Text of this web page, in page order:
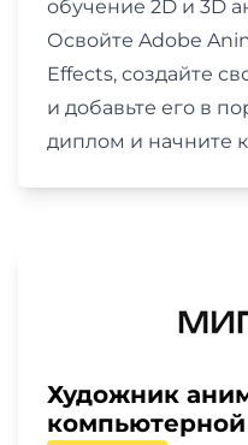
обучение 2D и 3D
Освойте Adobe
Effects, создайте
и добавьте его в
диплом и начните
Художник